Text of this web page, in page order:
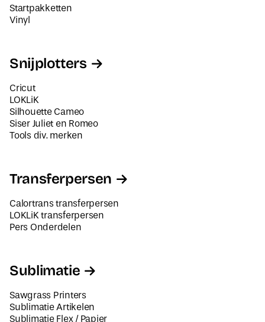
Startpakketten
Vinyl
Snijplotters
Cricut
LOKLiK
Silhouette Cameo
Siser Juliet en Romeo
Tools div. merken
Transferpersen
Calortrans transferpersen
LOKLiK transferpersen
Pers Onderdelen
Sublimatie
Sawgrass Printers
Sublimatie Artikelen
Sublimatie Flex / Papier